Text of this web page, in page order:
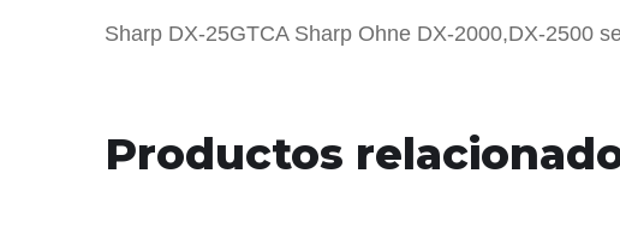
Sharp DX-25GTCA Sharp Ohne DX-2000,DX-2500
Productos